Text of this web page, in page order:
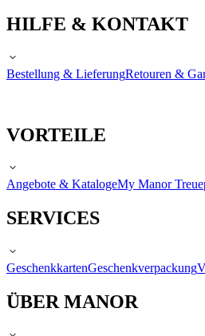
HILFE & KONTAKT
Bestellung & LieferungRetouren &
VORTEILE
Angebote & KatalogeMy Manor
SERVICES
GeschenkkartenGeschenkverpackung
ÜBER MANOR